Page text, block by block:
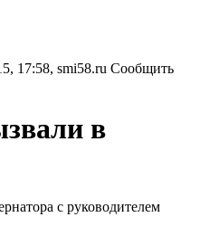
17:58, smi58.ru Сообщить
в
с руководителем